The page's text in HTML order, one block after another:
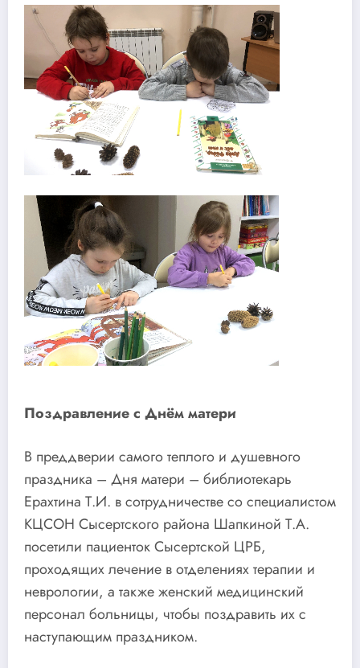
Поздравление с Днём матери
В преддверии самого теплого и душевного
праздника – Дня матери – библиотекарь
Ерахтина Т.И. в сотрудничестве со специалистом
КЦСОН Сысертского района Шапкиной Т.А.
посетили пациенток Сысертской ЦРБ,
проходящих лечение в отделениях терапии и
неврологии, а также женский медицинский
персонал больницы, чтобы поздравить их с
наступающим праздником.